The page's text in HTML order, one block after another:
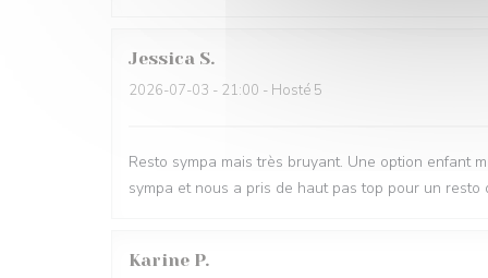
Jessica S
2026-07-03 - 21:00 - Hosté 5
Resto sympa mais très bruyant. Une option enfant
sympa et nous a pris de haut pas top pour un resto
Karine P